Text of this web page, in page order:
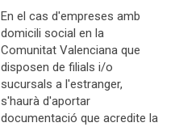
En el cas d'empreses amb
domicili social en la
Comunitat Valenciana que
disposen de filials i/o
sucursals a l'estranger,
s'haurà d'aportar
documentació que acredite la